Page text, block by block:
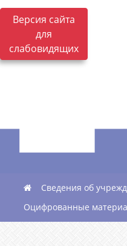
Версия сайта
для
слабовидящих
Сведения об
Оцифрованные